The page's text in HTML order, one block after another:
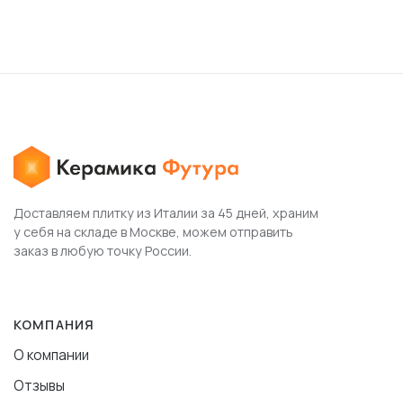
Доставляем плитку из Италии за 45 дней, храним
у себя на складе в Москве, можем отправить
заказ в любую точку России.
КОМПАНИЯ
О компании
Отзывы